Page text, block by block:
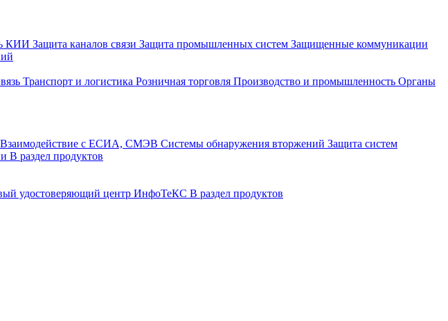
КИИ Защита каналов связи Защита промышленных систем Защищенные коммуникации
Транспорт и логистика Розничная торговля Производство и промышленность Органы
Взаимодействие с ЕСИА, СМЭВ Системы обнаружения вторжений Защита систем
В раздел продуктов
удостоверяющий центр ИнфоТеКС В раздел продуктов